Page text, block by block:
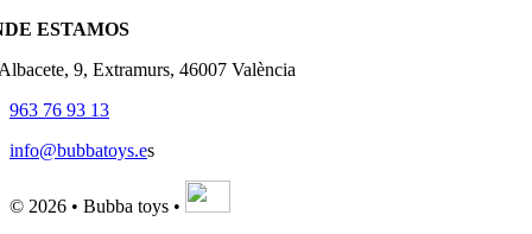
ESTAMOS
9, Extramurs, 46007 València
963 76 93 13
info@bubbatoys.es
© 2026 • Bubba toys •